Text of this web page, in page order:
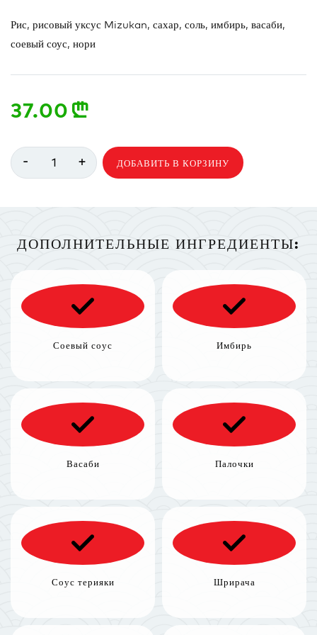
Рис, рисовый уксус Mizukan, сахар, соль, имбирь, васаби,
соевый соус, нори
37.00 n
- 1 + ДОБАВИТЬ В КОРЗИНУ
ДОПОЛНИТЕЛЬНЫЕ ИНГРЕДИЕНТЫ:
Соевый соус Имбирь
Васаби Палочки
Соус терияки Шрирача